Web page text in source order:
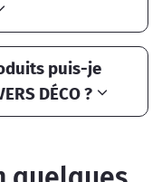
puis-je
DÉCO ?